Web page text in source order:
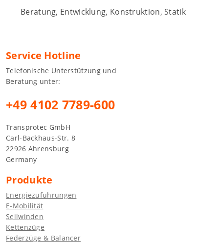
Beratung, Entwicklung, Konstruktion, Statik
Service Hotline
Telefonische Unterstützung und
Beratung unter:
+49 4102 7789-600
Transprotec GmbH
Carl-Backhaus-Str. 8
22926 Ahrensburg
Germany
Produkte
Energiezuführungen
E-Mobilität
Seilwinden
Kettenzüge
Federzüge & Balancer